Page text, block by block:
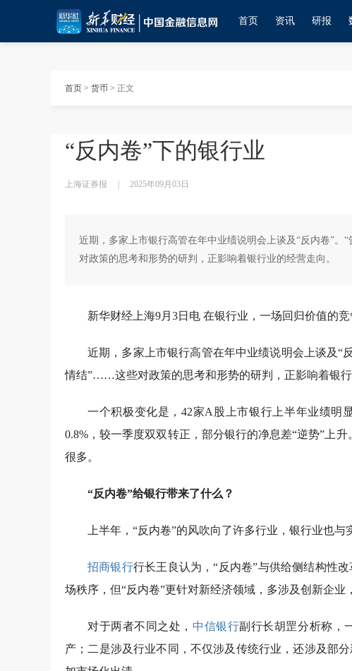
首页 资讯 研报
首页 > 货币 > 正文
“反内卷”下的银行业
上海证券报 2025年09月03日
近期，多家上市银行高管在年中业绩说明会上谈及“反内卷”
对政策的思考和形势的研判，正影响着银行业的经营走向。
新华财经上海9月3日电 在银行业，一场回归价值的竞
近期，多家上市银行高管在年中业绩说明会上谈及“
情结”……这些对政策的思考和形势的研判，正影响着银行
一个积极变化是，42家A股上市银行上半年业绩明
0.8%，较一季度双双转正，部分银行的净息差“逆势”上
很多。
“反内卷”给银行带来了什么？
上半年，“反内卷”的风吹向了许多行业，银行业也与
招商银行行长王良认为，“反内卷”与供给侧结构性
场秩序，但“反内卷”更针对新经济领域，多涉及创新企业
对于两者不同之处， 中信银行副行长胡罡分析称，
产；二是涉及行业不同，不仅涉及传统行业，还涉及部